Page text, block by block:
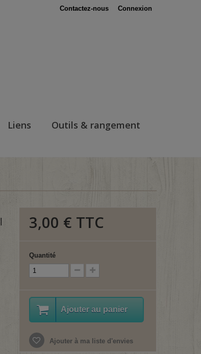
Connexion
Contactez-nous
Liens
Outils & rangement
3,00 € TTC
Quantité
Ajouter au panier
Ajouter à ma liste d'envies